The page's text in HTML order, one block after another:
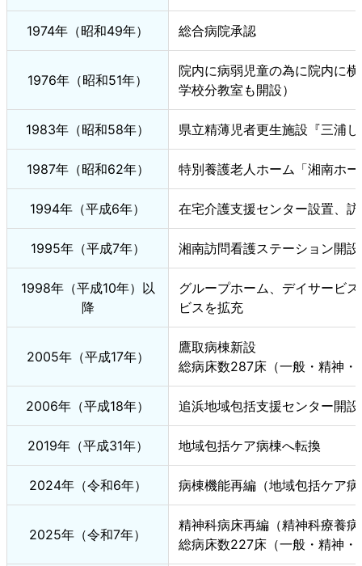
1974年（昭和49年） 総合病院承認
1976年（昭和51年）
院内に病弱児童の為に院内に
学校分教室も開設）
1983年（昭和58年） 県立精薄児者更生施設『三浦
1987年（昭和62年） 特別養護老人ホーム「湘南ホ
1994年（平成6年） 在宅介護支援センター設置、
1995年（平成7年） 湘南訪問看護ステーション開設
1998年（平成10年）以
降
グループホーム、デイサービ
ビスを拡充
2005年（平成17年）
鷹取病棟新設
総病床数287床（一般・精神・
2006年（平成18年） 追浜地域包括支援センター開設
2019年（平成31年） 地域包括ケア病棟へ転換
2024年（令和6年） 病棟機能再編（地域包括ケア
2025年（令和7年）
精神科病床再編（精神科療養
総病床数227床（一般・精神・